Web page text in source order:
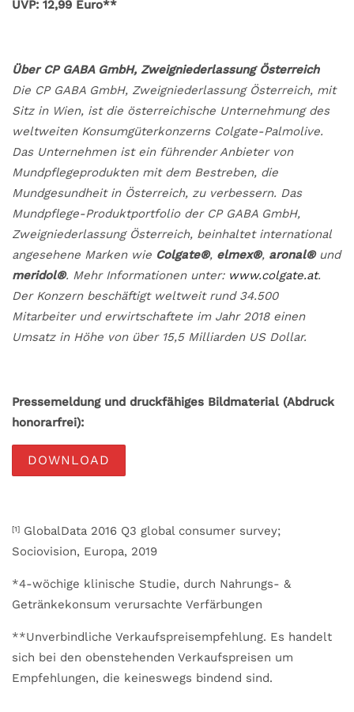
UVP: 12,99 Euro**
Über CP GABA GmbH, Zweigniederlassung Österreich
Die CP GABA GmbH, Zweigniederlassung Österreich, mit
Sitz in Wien, ist die österreichische Unternehmung des
weltweiten Konsumgüterkonzerns Colgate-Palmolive.
Das Unternehmen ist ein führender Anbieter von
Mundpflegeprodukten mit dem Bestreben, die
Mundgesundheit in Österreich, zu verbessern. Das
Mundpflege-Produktportfolio der CP GABA GmbH,
Zweigniederlassung Österreich, beinhaltet international
angesehene Marken wie Colgate®, elmex®, aronal®und
meridol®. Mehr Informationen unter: www.colgate.at.
Der Konzern beschäftigt weltweit rund 34.500
Mitarbeiter und erwirtschaftete im Jahr 2018 einen
Umsatz in Höhe von über 15,5 Milliarden US Dollar.
Pressemeldung und druckfähiges Bildmaterial (Abdruck
honorarfrei):
DOWNLOAD
[1]
GlobalData 2016 Q3 global consumer survey;
Sociovision, Europa, 2019
*4-wöchige klinische Studie, durch Nahrungs- &
Getränkekonsum verursachte Verfärbungen
**Unverbindliche Verkaufspreisempfehlung. Es handelt
sich bei den obenstehenden Verkaufspreisen um
Empfehlungen, die keineswegs bindend sind.